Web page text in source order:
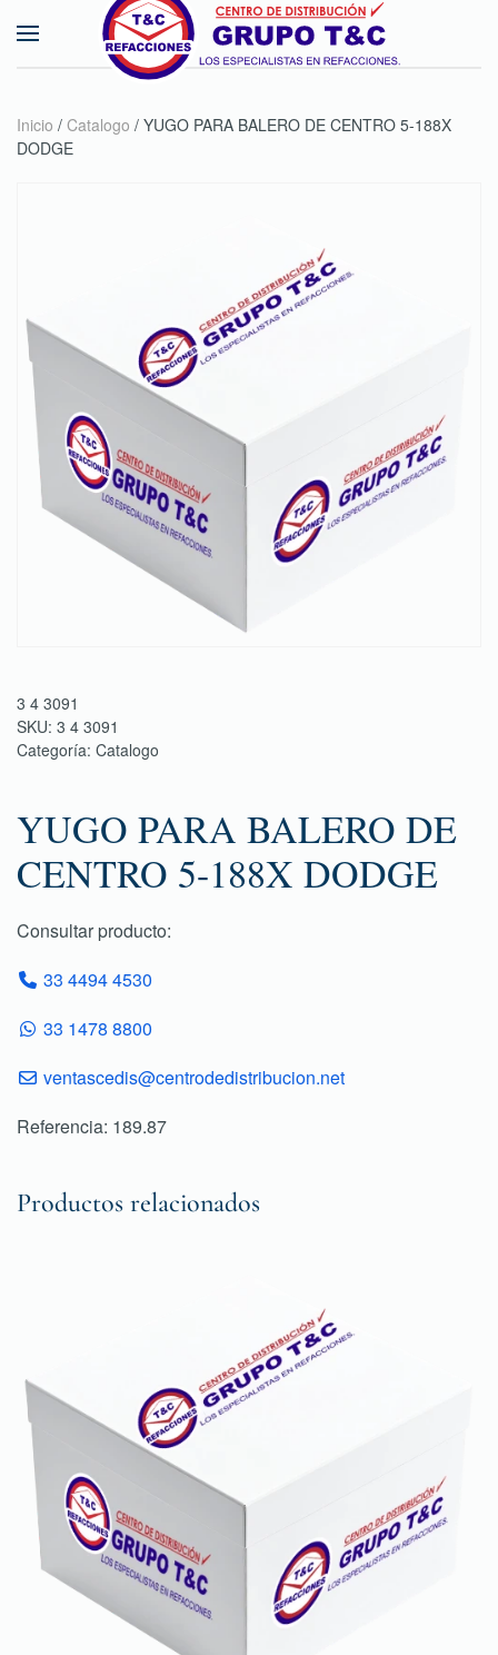
Skip to main content
Inicio / Catalogo / YUGO PARA BALERO DE CENTRO 5-188X
DODGE
3 4 3091
SKU: 3 4 3091
Categoría: Catalogo
YUGO PARA BALERO DE
CENTRO 5-188X DODGE
Consultar producto:
33 4494 4530
33 1478 8800
ventascedis@centrodedistribucion.net
Referencia: 189.87
Productos relacionados